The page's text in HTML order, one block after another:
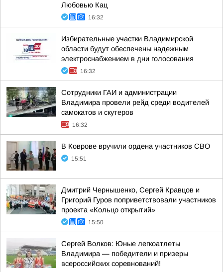
Любовью Кац
16:32
Избирательные участки Владимирской
области будут обеспечены надежным
электроснабжением в дни голосования
16:32
Сотрудники ГАИ и администрации
Владимира провели рейд среди водителей
самокатов и скутеров
16:32
В Коврове вручили ордена участников СВО
15:51
Дмитрий Чернышенко, Сергей Кравцов и
Григорий Гуров поприветствовали участников
проекта «Кольцо открытий»
15:50
Сергей Волков: Юные легкоатлеты
Владимира — победители и призеры
всероссийских соревнований!